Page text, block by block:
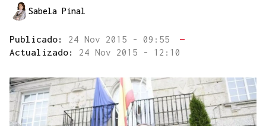
Sabela Pinal
Publicado: 24 Nov 2015 - 09:55
—
Actualizado: 24 Nov 2015 - 12:10